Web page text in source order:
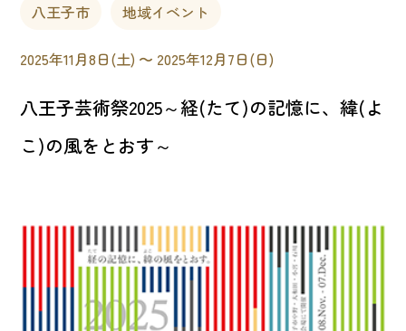
八王子市 地域イベント
2025年11月8日(土) 〜 2025年12月7日(日)
八王子芸術祭2025～経(たて)の記憶に、緯(よ
こ)の風をとおす～